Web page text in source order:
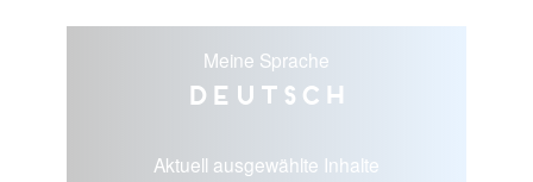
Meine Sprache
Deutsch
Aktuell ausgewählte Inhalte